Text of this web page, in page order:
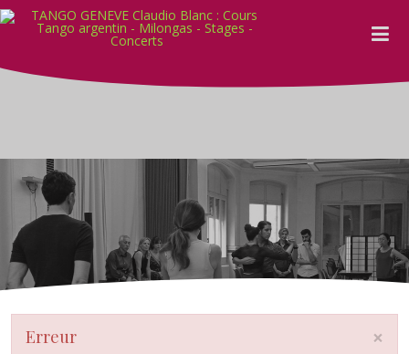
×
Erreur